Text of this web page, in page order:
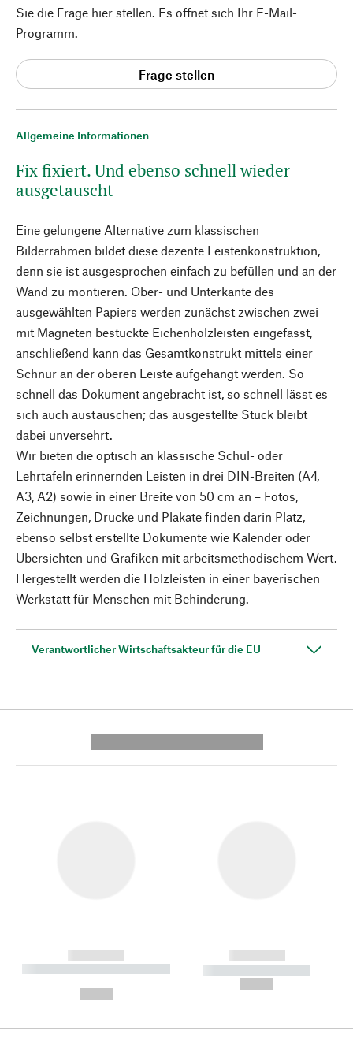
Allgemeine Informationen
Fix fixiert. Und ebenso schnell wieder
ausgetauscht
Eine gelungene Alternative zum klassischen
Bilderrahmen bildet diese dezente Leistenkonstruktion,
denn sie ist ausgesprochen einfach zu befüllen und an der
Wand zu montieren. Ober- und Unterkante des
ausgewählten Papiers werden zunächst zwischen zwei
mit Magneten bestückte Eichenholzleisten eingefasst,
anschließend kann das Gesamtkonstrukt mittels einer
Schnur an der oberen Leiste aufgehängt werden. So
schnell das Dokument angebracht ist, so schnell lässt es
sich auch austauschen; das ausgestellte Stück bleibt
dabei unversehrt.
Wir bieten die optisch an klassische Schul- oder
Lehrtafeln erinnernden Leisten in drei DIN-Breiten (A4,
A3, A2) sowie in einer Breite von 50 cm an – Fotos,
Zeichnungen, Drucke und Plakate finden darin Platz,
ebenso selbst erstellte Dokumente wie Kalender oder
Übersichten und Grafiken mit arbeitsmethodischem Wert.
Hergestellt werden die Holzleisten in einer bayerischen
Werkstatt für Menschen mit Behinderung.
Verantwortlicher Wirtschaftsakteur für die EU
Sie die Frage hier stellen. Es öffnet sich Ihr E-Mail-
Programm.
Frage stellen
------------
----------- ----------- --------
------------
----------- -----------